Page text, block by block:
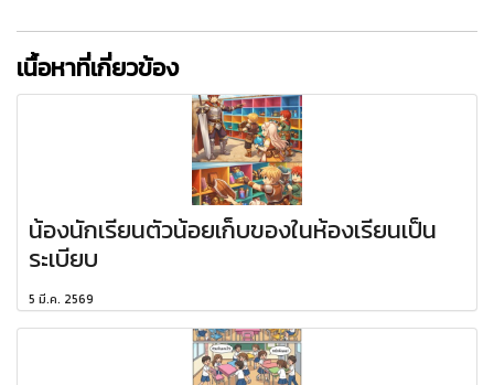
เนื้อหาที่เกี่ยวข้อง
น้องนักเรียนตัวน้อยเก็บของในห้องเรียนเป็น
ระเบียบ
5 มี.ค. 2569